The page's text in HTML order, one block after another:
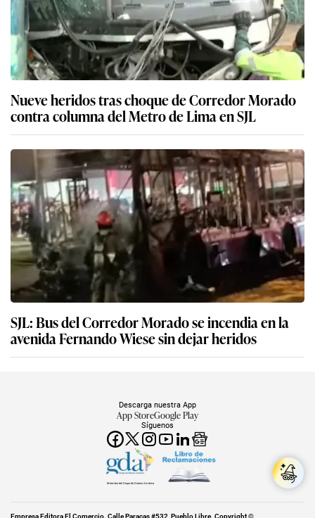
Nueve heridos tras choque de Corredor Morado
contra columna del Metro de Lima en SJL
SJL: Bus del Corredor Morado se incendia en la
avenida Fernando Wiese sin dejar heridos
Síguenos
Descarga nuestra App
App StoreGoogle Play
Miembro del Grupo de Diarios América
Empresa Editora El Comercio. Calle Paracas #532, Pueblo Libre. Copyright ©